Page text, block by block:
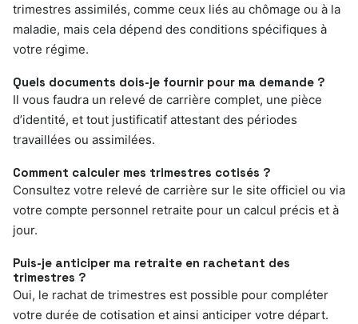
trimestres assimilés, comme ceux liés au chômage ou à la
maladie, mais cela dépend des conditions spécifiques à
votre régime.
Quels documents dois-je fournir pour ma demande ?
Il vous faudra un relevé de carrière complet, une pièce
d’identité, et tout justificatif attestant des périodes
travaillées ou assimilées.
Comment calculer mes trimestres cotisés ?
Consultez votre relevé de carrière sur le site officiel ou via
votre compte personnel retraite pour un calcul précis et à
jour.
Puis-je anticiper ma retraite en rachetant des
trimestres ?
Oui, le rachat de trimestres est possible pour compléter
votre durée de cotisation et ainsi anticiper votre départ.